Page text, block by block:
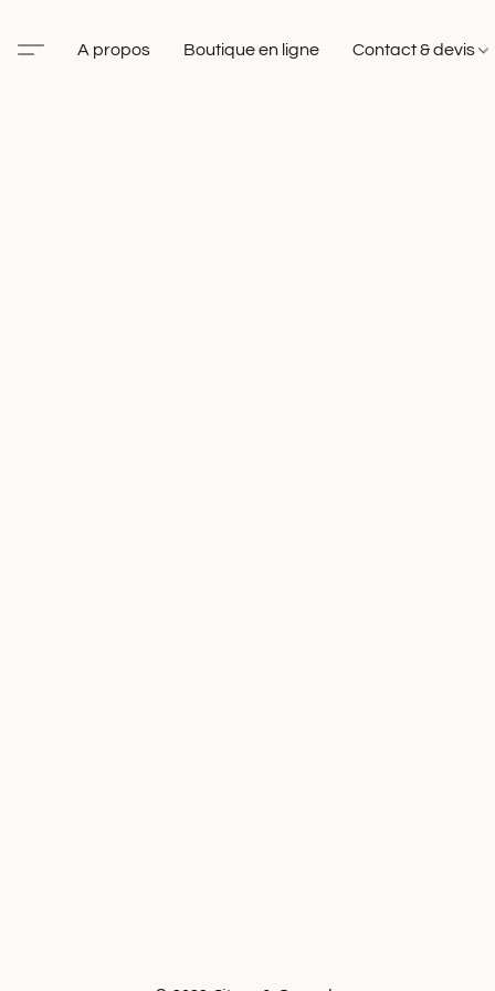
A propos Boutique en ligne Contact & devis